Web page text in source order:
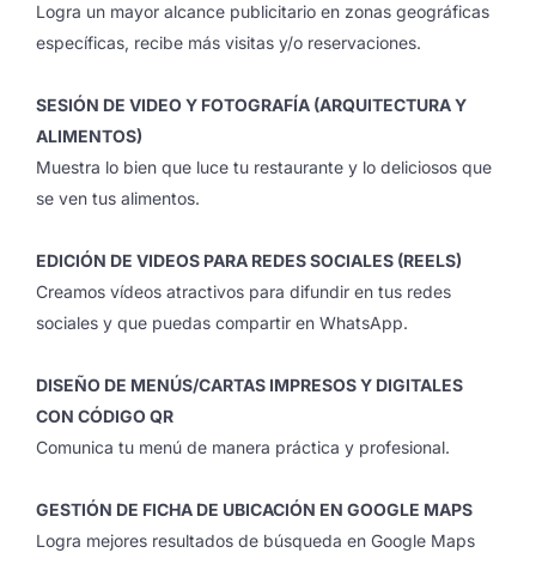
Logra un mayor alcance publicitario en zonas geográficas
específicas, recibe más visitas y/o reservaciones.
SESIÓN DE VIDEO Y FOTOGRAFÍA (ARQUITECTURA Y
ALIMENTOS)
Muestra lo bien que luce tu restaurante y lo deliciosos que
se ven tus alimentos.
EDICIÓN DE VIDEOS PARA REDES SOCIALES (REELS)
Creamos vídeos atractivos para difundir en tus redes
sociales y que puedas compartir en WhatsApp.
DISEÑO DE MENÚS/CARTAS IMPRESOS Y DIGITALES
CON CÓDIGO QR
Comunica tu menú de manera práctica y profesional.
GESTIÓN DE FICHA DE UBICACIÓN EN GOOGLE MAPS
Logra mejores resultados de búsqueda en Google Maps